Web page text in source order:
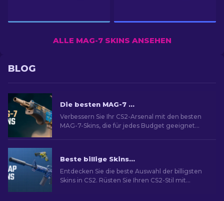
ALLE MAG-7 SKINS ANSEHEN
BLOG
Die besten MAG-7 Skins in CS2 für jedes Budget
Verbessern Sie Ihr CS2-Arsenal mit den besten
MAG-7-Skins, die für jedes Budget geeignet
Beste billige Skins in CS2 [2026]
Entdecken Sie die beste Auswahl der billigsten
Skins in CS2. Rüsten Sie Ihren CS2-Stil mit